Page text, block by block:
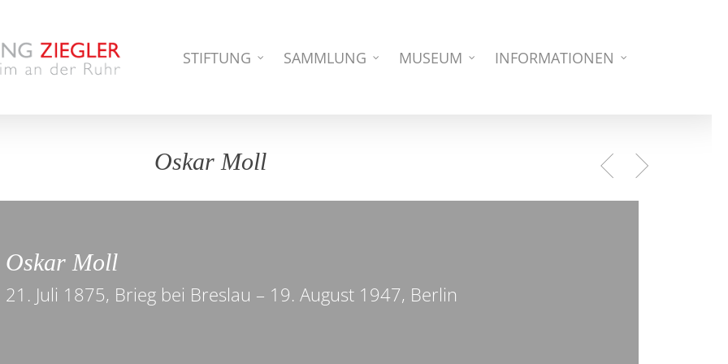
STIFTUNG SAMMLUNG MUSEUM INFORMATIONEN
Oskar Moll
Oskar Moll
21. Juli 1875, Brieg bei Breslau – 19. August 1947, Berlin